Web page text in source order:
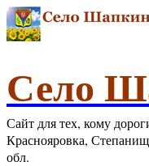
Село
Сайт для тех, кому
Краснояровка,
обл.